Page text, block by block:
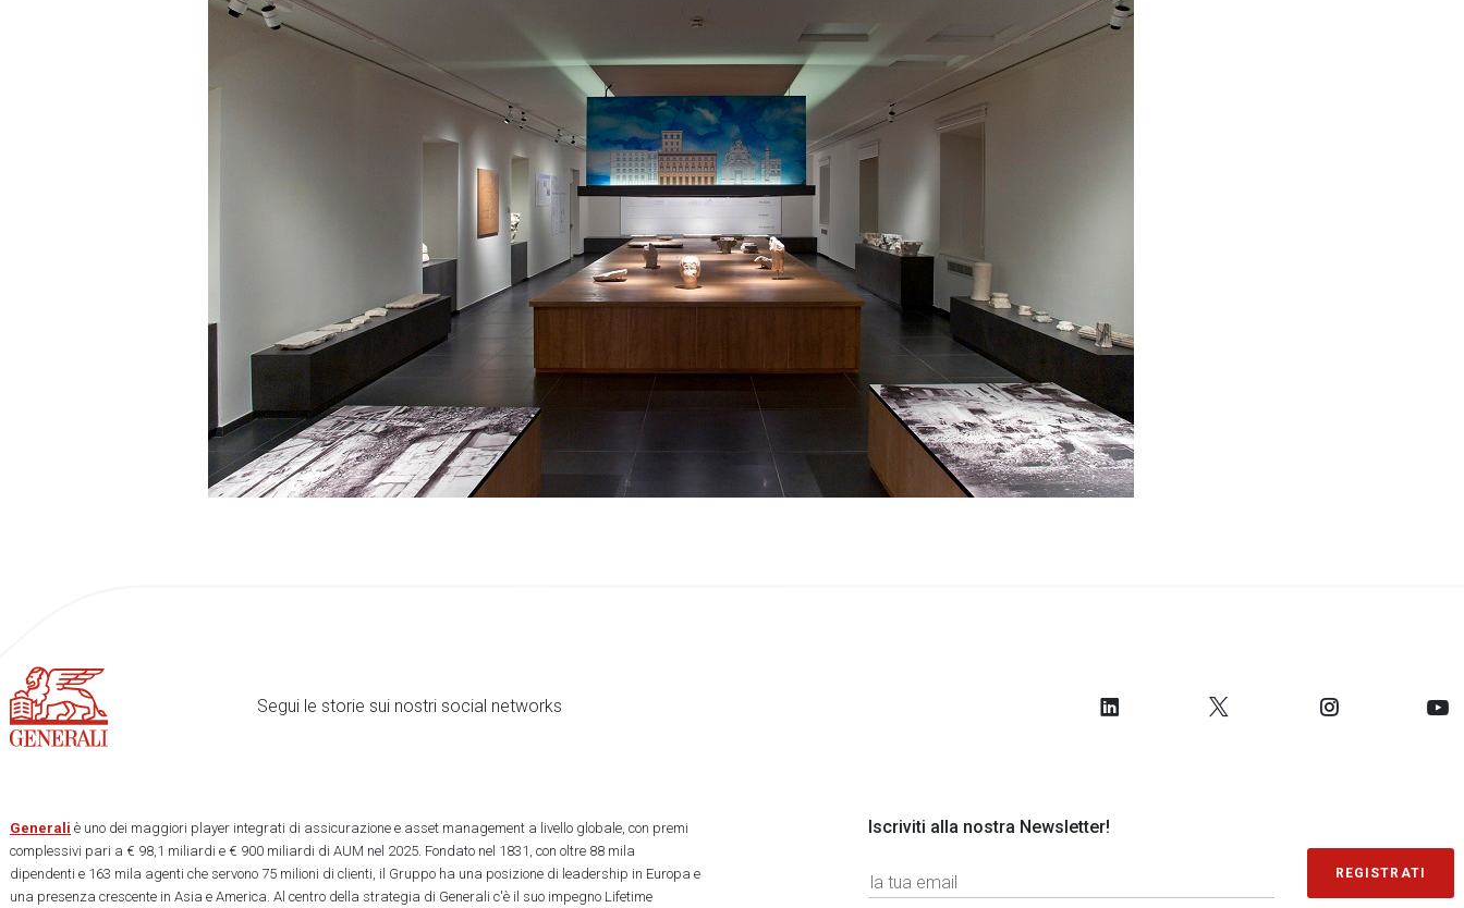
Segui le storie sui nostri social networks
Iscriviti alla nostra Newsletter!
REGISTRATI
Generali è uno dei maggiori player integrati di assicurazione e asset management a livello globale, con premi
complessivi pari a € 98,1 miliardi e € 900 miliardi di AUM nel 2025. Fondato nel 1831, con oltre 88 mila
dipendenti e 163 mila agenti che servono 75 milioni di clienti, il Gruppo ha una posizione di leadership in Europa e
una presenza crescente in Asia e America. Al centro della strategia di Generali c'è il suo impegno Lifetime